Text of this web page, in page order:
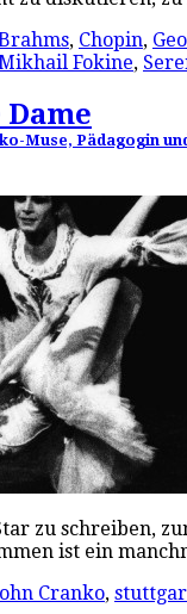
, Chopin,
Fokine,
Muse, Pädagogin
zu schreiben,
ist ein
Cranko,